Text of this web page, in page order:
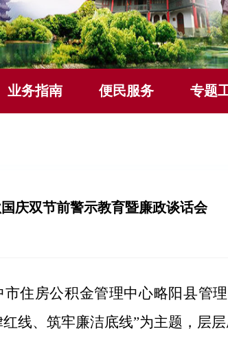
业务指南 便民服务 专题
庆双节前警示教育暨廉政谈话会
市住房公积金管理中心略阳县管
线、筑牢廉洁底线”为主题，层层